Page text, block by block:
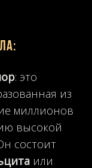
:
: это
из
миллионов
высокой
состоит
или